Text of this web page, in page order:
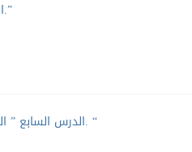
الدرس الثامن ” المفعول فيه.”
الدرس السابع ” المفعول له – دراسة تطبيقية. “